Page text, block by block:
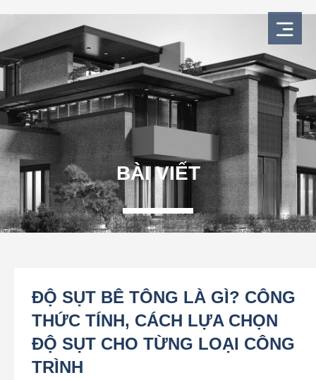
dung
BÀI VIẾT
ĐỘ SỤT BÊ TÔNG LÀ GÌ? CÔNG
THỨC TÍNH, CÁCH LỰA CHỌN
ĐỘ SỤT CHO TỪNG LOẠI CÔNG
TRÌNH